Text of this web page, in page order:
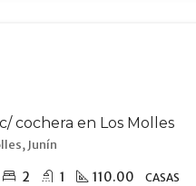
cochera en Los Molles
Junín
2 1 110.00 CASAS